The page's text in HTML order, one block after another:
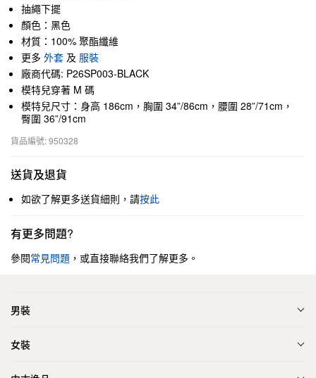
抽繩下擺
顏色：黑色
材質：100% 聚酯纖維
更多 外套 及 服裝
廠商代碼: P26SP003-BLACK
模特兒穿著 M 碼
模特兒尺寸：身高 186cm，胸圍 34”/86cm，腰圍 28”/71cm，
臀圍 36”/91cm
貨品編號: 950328
送貨及退貨
如欲了解更多送貨細則，請按此
有更多問題?
參閱常見問題 ，或直接聯絡我們了解更多。
男裝
女裝